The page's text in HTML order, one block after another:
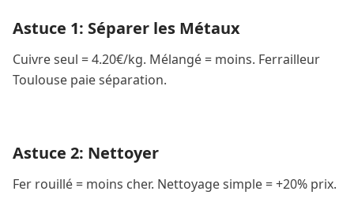
Astuce 1: Séparer les Métaux
Cuivre seul = 4.20€/kg. Mélangé = moins. Ferrailleur
Toulouse paie séparation.
Astuce 2: Nettoyer
Fer rouillé = moins cher. Nettoyage simple = +20% prix.